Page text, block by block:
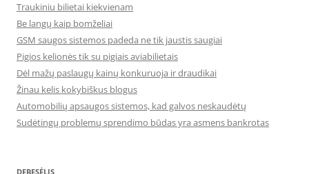
Traukiniu bilietai kiekvienam
Be langų kaip bomželiai
GSM saugos sistemos padeda ne tik jaustis saugiai
Pigios kelionės tik su pigiais aviabilietais
Dėl mažų paslaugų kainų konkuruoja ir draudikai
Žinau kelis kokybiškus blogus
Automobilių apsaugos sistemos, kad galvos neskaudėtų
Sudėtingų problemų sprendimo būdas yra asmens bankrotas
DEBESĖLIS